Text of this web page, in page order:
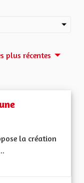
plus récentes
la création
services publics en